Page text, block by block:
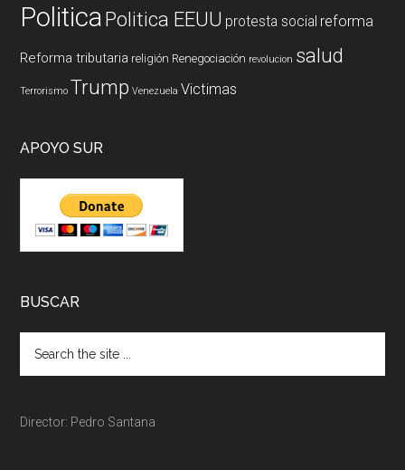
PoliticaPolitica EEUU protesta social reforma
Reforma tributaria religión Renegociación revolucion salud
Terrorismo Trump Venezuela Victimas
APOYO SUR
BUSCAR
Director: Pedro Santana